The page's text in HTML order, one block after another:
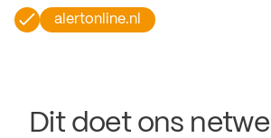
alertonline.nl
Dit doet ons